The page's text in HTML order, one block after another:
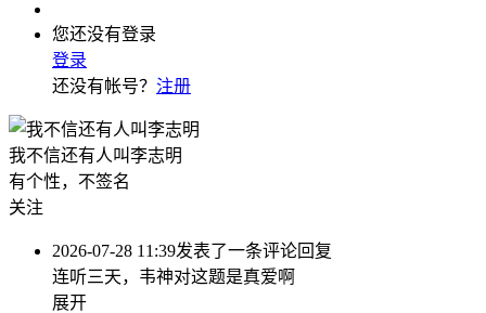
您还没有登录
登录
还没有帐号？ 注册
我不信还有人叫李志明
有个性，不签名
关注
2026-07-28 11:39发表了一条评论回复
连听三天，韦神对这题是真爱啊
展开